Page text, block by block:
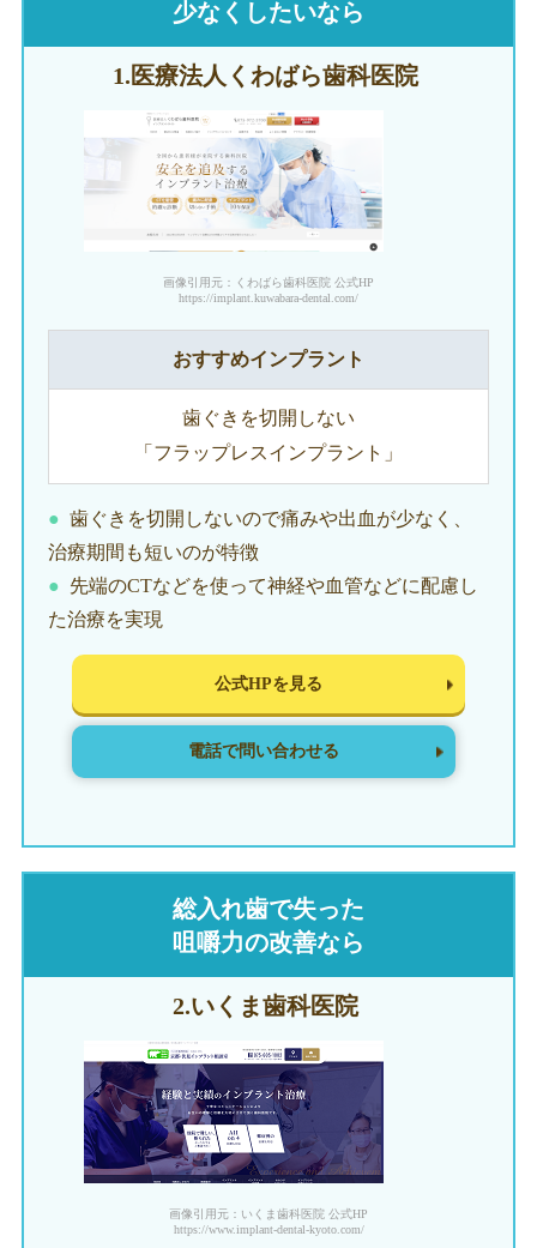
少なくしたいなら
1.医療法人 くわばら歯科医院
画像引用元：くわばら歯科医院 公式HP
https://implant.kuwabara-dental.com/
おすすめインプラント
歯ぐきを切開しない
「フラップレスインプラント」
歯ぐきを切開しないので痛みや出血が少なく、
治療期間も短いのが特徴
先端のCTなどを使って神経や血管などに配慮し
た治療を実現
公式HPを見る
電話で問い合わせる
総入れ歯で失った
咀嚼力の改善なら
2.いくま歯科医院
画像引用元：いくま歯科医院 公式HP
https://www.implant-dental-kyoto.com/